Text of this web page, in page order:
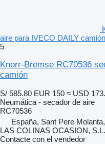
aire para IVECO DAILY camión
5
Knorr-Bremse RC70536
camión
S/ 585.80 EUR 150 ≈ USD
Neumática - secador de aire
RC70536
España, Sant Pere
LAS COLINAS OCASION, S.L.
Contacte con el vendedor